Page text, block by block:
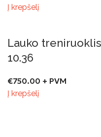
Į krepšelį
Lauko
10.36
€750.00 + PVM
Į krepšelį